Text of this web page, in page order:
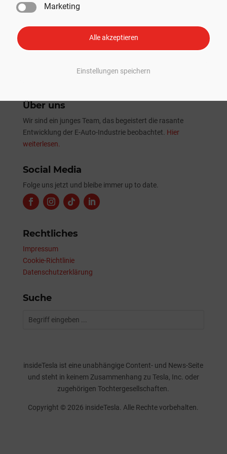
Marketing
Alle akzeptieren
Einstellungen speichern
Tesla Sommer-Update 2026: Alle Neuheiten und
Verbesserungen im Überblick
Über uns
Wir sind ein junges Team, das begeistert die rasante
Entwicklung der E-Auto-Industrie beobachtet. Hier
weiterlesen.
Social Media
Folge uns jetzt und bleibe immer up to date.
Rechtliches
Impressum
Cookie-Richtlinie
Datenschutzerklärung
Suche
insideTesla ist eine unabhängige Content- und News-Seite
und steht in keinem Zusammenhang zu Tesla, Inc. oder
zugehörigen Tochtergesellschaften.
Copyright © 2026 insideTesla. Alle Rechte vorbehalten.